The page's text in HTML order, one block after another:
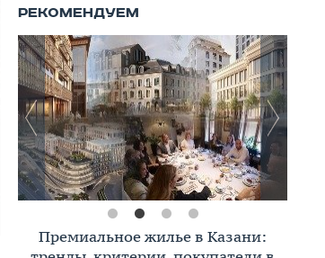
Премиальное жилье в Казани: